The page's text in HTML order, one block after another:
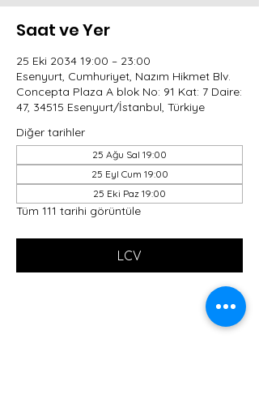
Saat ve Yer
25 Eki 2034 19:00 – 23:00
Esenyurt, Cumhuriyet, Nazım Hikmet Blv.
Concepta Plaza A blok No: 91 Kat: 7 Daire:
47, 34515 Esenyurt/İstanbul, Türkiye
Diğer tarihler
25 Ağu Sal 19:00
25 Eyl Cum 19:00
25 Eki Paz 19:00
Tüm 111 tarihi görüntüle
LCV